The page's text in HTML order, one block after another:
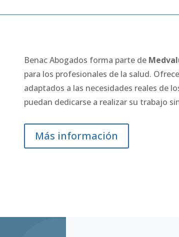
Benac Abogados forma parte de
para los profesionales de la salud.
adaptados a las necesidades reales de
puedan dedicarse a realizar su trabajo
Más información